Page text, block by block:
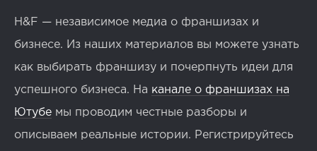
H&F — независимое медиа о франшизах и
бизнесе. Из наших материалов вы можете узнать
как выбирать франшизу и почерпнуть идеи для
успешного бизнеса. На канале о франшизах на
Ютубе мы проводим честные разборы и
описываем реальные истории. Регистрируйтесь